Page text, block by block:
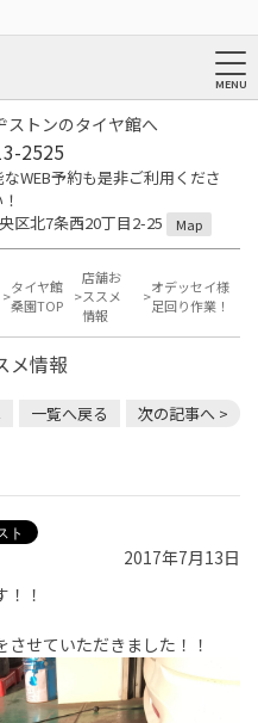
ストンのタイヤ館へ
2525
WEB予約も是非ご利用くださ
区北7条西20丁目2-25
Map
タイヤ館
桑園TOP
店舗お
ススメ
情報
オデッセイ様
足回り作業！
メ情報
一覧へ戻る 次の記事へ >
2017年7月13日
！
せていただきました！！